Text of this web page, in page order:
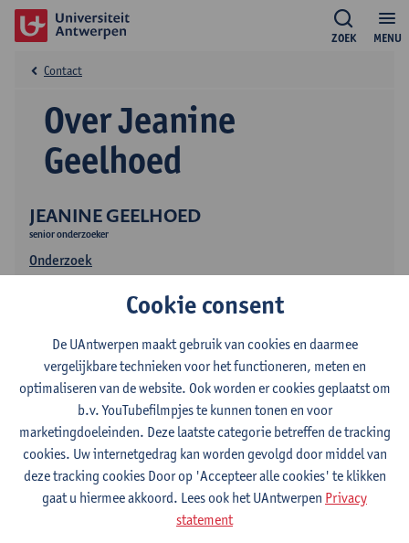
MENU
ZOEK
JEANINE GEELHOED
senior onderzoeker
Onderzoek
Over Jeanine
Geelhoed
Contact
Contact
Campus Drie Eiken
Cookie consent
De UAntwerpen maakt gebruik van cookies en daarmee
vergelijkbare technieken voor het functioneren, meten en
optimaliseren van de website. Ook worden er cookies geplaatst om
b.v. YouTubefilmpjes te kunnen tonen en voor
marketingdoeleinden. Deze laatste categorie betreffen de tracking
cookies. Uw internetgedrag kan worden gevolgd door middel van
deze tracking cookies Door op 'Accepteer alle cookies' te klikken
gaat u hiermee akkoord. Lees ook het UAntwerpen Privacy
statement